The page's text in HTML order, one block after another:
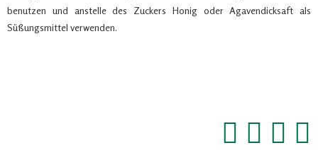
benutzen und anstelle des Zuckers Honig oder Agavendicksaft als
Süßungsmittel verwenden.